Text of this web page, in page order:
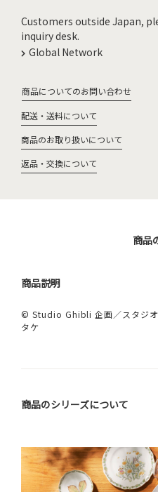
Customers outside Japan,
inquiry desk.
Global Network
商品についてのお問い合わせ
配送・送料について
商品のお取り扱いについて
返品・交換について
商品
商品説明
© Studio Ghibli 企画／スタジ
タケ
商品のシリーズについて